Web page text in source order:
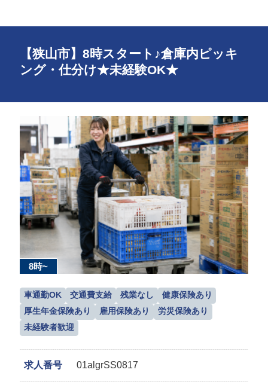
【狭山市】8時スタート♪倉庫内ピッキ
ング・仕分け★未経験OK★
8時~
車通勤OK 交通費支給 残業なし
健康保険あり
厚生年金保険あり
雇用保険あり
労災保険あり
未経験者歓迎
求人番号 01algrSS0817